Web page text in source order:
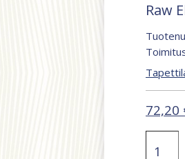
Raw
72,20
Elegance